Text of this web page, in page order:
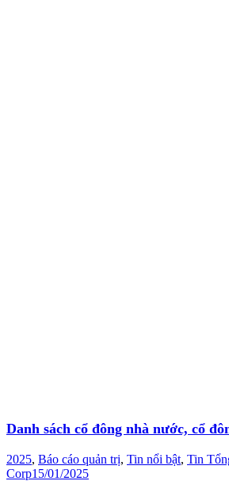
Danh sách cổ đông nhà nước, cổ
2025, Báo cáo quản trị, Tin nổi bật, Tin
Corp15/01/2025